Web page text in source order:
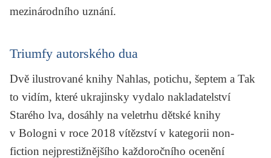
mezinárodního uznání.
Triumfy autorského dua
Dvě ilustrované knihy Nahlas, potichu, šeptem a Tak
to vidím, které ukrajinsky vydalo nakladatelství
Starého lva, dosáhly na veletrhu dětské knihy
v Bologni v roce 2018 vítězství v kategorii non-
fiction nejprestižnějšího každoročního ocenění